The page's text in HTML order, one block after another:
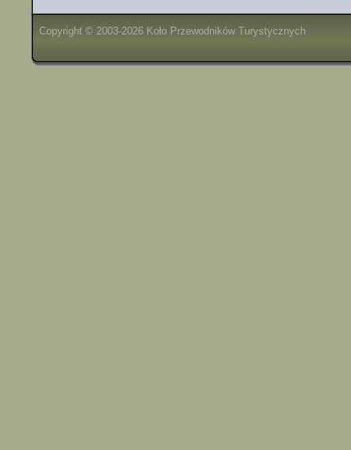
Copyright © 2003-2026 Koło Przewodników Turystycznych